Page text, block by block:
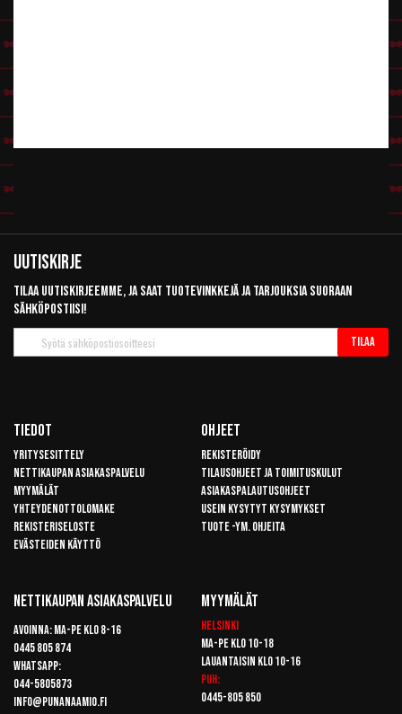
Uutiskirje
Tilaa uutiskirjeemme, ja saat tuotevinkkejä ja tarjouksia suoraan
sähköpostiisi!
uutiskirje
Tilaa
Tiedot
Yritysesittely
Nettikaupan asiakaspalvelu
Myymälät
Yhteydenottolomake
Rekisteriseloste
Evästeiden käyttö
Ohjeet
Rekisteröidy
Tilausohjeet ja toimituskulut
Asiakaspalautusohjeet
Usein kysytyt kysymykset
Tuote -ym. ohjeita
Nettikaupan Asiakaspalvelu
Avoinna: Ma-pe klo 8-16
0445 805 874
Whatsapp:
044-5805873
info@punanaamio.fi
Myymälät
Helsinki
Ma-pe klo 10-18
Lauantaisin klo 10-16
Puh:
0445-805 850